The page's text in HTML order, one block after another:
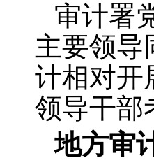
审计署
主要领导
计相对开
领导干部
地方审